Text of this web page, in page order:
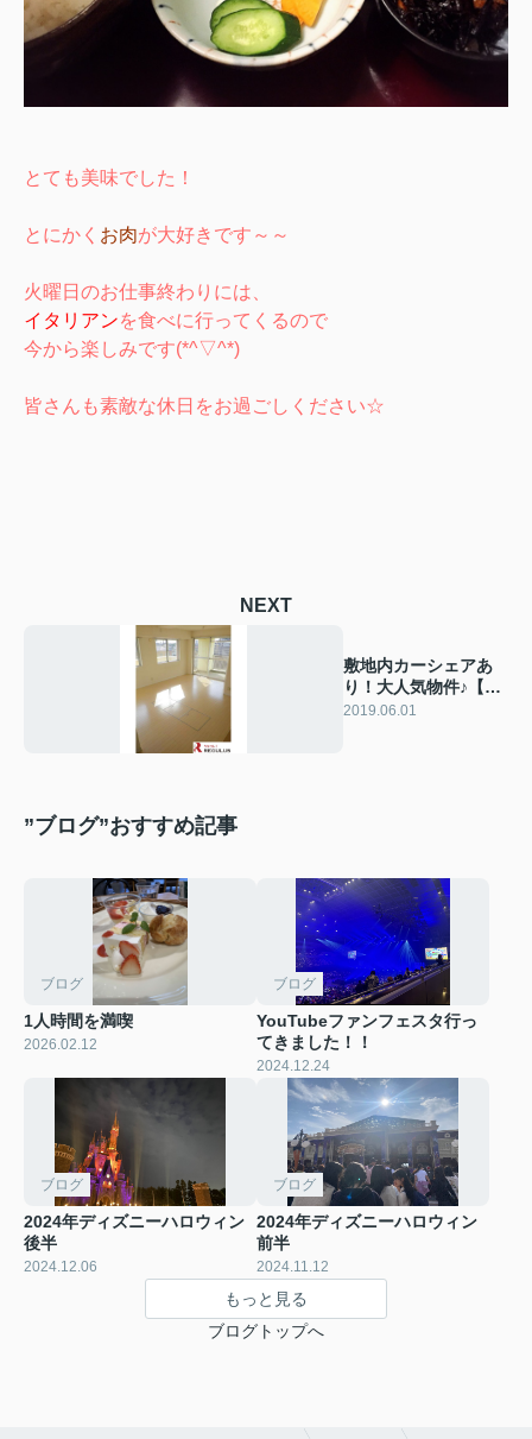
とても美味でした！
とにかく お肉が大好きです～～
火曜日のお仕事終わりには、
イタリアンを食べに行ってくるので
今から楽しみです(*^▽^*)
皆さんも素敵な休日をお過ごしください☆
NEXT
敷地内カーシェアあ
り！大人気物件♪【船
橋エリア】
2019.06.01
”ブログ”おすすめ記事
ブログ
1人時間を満喫
2026.02.12
ブログ
YouTubeファンフェスタ行っ
てきました！！
2024.12.24
ブログ
2024年ディズニーハロウィン
後半
2024.12.06
ブログ
2024年ディズニーハロウィン
前半
2024.11.12
もっと見る
ブログトップへ